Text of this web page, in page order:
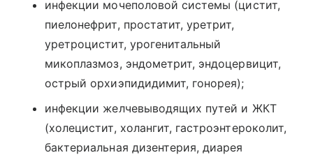
инфекции мочеполовой системы (цистит,
пиелонефрит, простатит, уретрит,
уретроцистит, урогенитальный
микоплазмоз, эндометрит, эндоцервицит,
острый орхиэпидидимит, гонорея);
инфекции желчевыводящих путей и ЖКТ
(холецистит, холангит, гастроэнтероколит,
бактериальная дизентерия, диарея